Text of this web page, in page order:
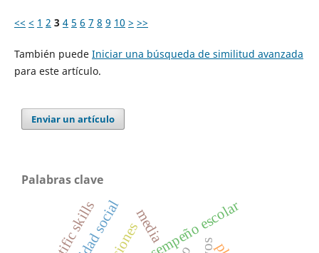
<< < 1 2 3 4 5 6 7 8 9 10 > >>
También puede Iniciar una búsqueda de similitud avanzada
para este artículo.
Enviar un artículo
Palabras clave
desempeño escolar
media